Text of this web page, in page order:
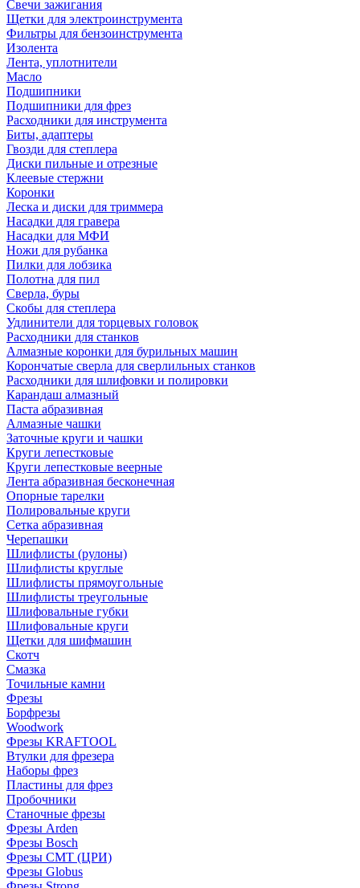
Свечи зажигания
Щетки для электроинструмента
Фильтры для бензоинструмента
Изолента
Лента, уплотнители
Масло
Подшипники
Подшипники для фрез
Расходники для инструмента
Биты, адаптеры
Гвозди для степлера
Диски пильные и отрезные
Клеевые стержни
Коронки
Леска и диски для триммера
Насадки для гравера
Насадки для МФИ
Ножи для рубанка
Пилки для лобзика
Полотна для пил
Сверла, буры
Скобы для степлера
Удлинители для торцевых головок
Расходники для станков
Алмазные коронки для бурильных машин
Корончатые сверла для сверлильных станков
Расходники для шлифовки и полировки
Карандаш алмазный
Паста абразивная
Алмазные чашки
Заточные круги и чашки
Круги лепестковые
Круги лепестковые веерные
Лента абразивная бесконечная
Опорные тарелки
Полировальные круги
Сетка абразивная
Черепашки
Шлифлисты (рулоны)
Шлифлисты круглые
Шлифлисты прямоугольные
Шлифлисты треугольные
Шлифовальные губки
Шлифовальные круги
Щетки для шифмашин
Скотч
Смазка
Точильные камни
Фрезы
Борфрезы
Woodwork
Фрезы KRAFTOOL
Втулки для фрезера
Наборы фрез
Пластины для фрез
Пробочники
Станочные фрезы
Фрезы Arden
Фрезы Bosch
Фрезы CMT (ЦРИ)
Фрезы Globus